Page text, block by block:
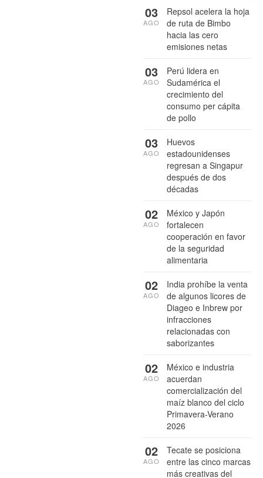
Repsol acelera la hoja
de ruta de Bimbo
hacia las cero
emisiones netas
03
AGO
Perú lidera en
Sudamérica el
crecimiento del
consumo per cápita
de pollo
03
AGO
Huevos
estadounidenses
regresan a Singapur
después de dos
décadas
03
AGO
México y Japón
fortalecen
cooperación en favor
de la seguridad
alimentaria
02
AGO
India prohíbe la venta
de algunos licores de
Diageo e Inbrew por
infracciones
relacionadas con
saborizantes
02
AGO
México e industria
acuerdan
comercialización del
maíz blanco del ciclo
Primavera-Verano
2026
02
AGO
Tecate se posiciona
entre las cinco marcas
más creativas del
02
AGO